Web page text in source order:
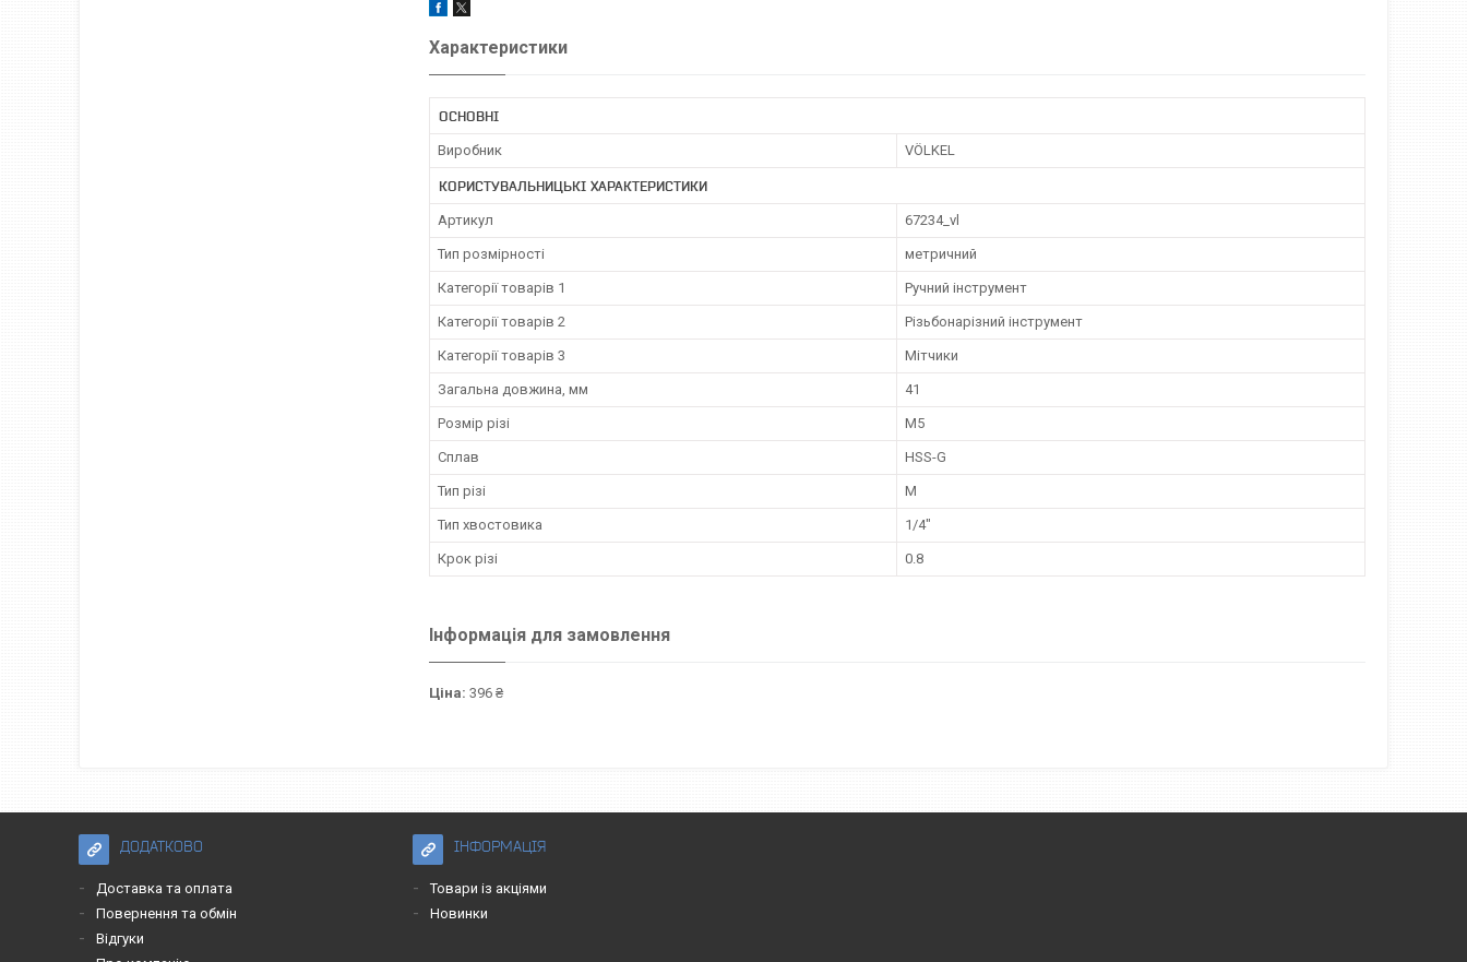
Характеристики
ОСНОВНІ
Виробник VÖLKEL
КОРИСТУВАЛЬНИЦЬКІ ХАРАКТЕРИСТИКИ
Артикул 67234_vl
Тип розмірності метричний
Категорії товарів 1 Ручний інструмент
Категорії товарів 2 Різьбонарізний інструмент
Категорії товарів 3 Мітчики
Загальна довжина, мм 41
Розмір різі M5
Сплав HSS-G
Тип різі M
Тип хвостовика 1/4"
Крок різі 0.8
Інформація для замовлення
Ціна: 396 ₴
ДОДАТКОВО
Доставка та оплата
Повернення та обмін
Відгуки
ІНФОРМАЦІЯ
Товари із акціями
Новинки